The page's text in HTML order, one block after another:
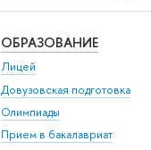
ОБРАЗОВАНИЕ
Лицей
Довузовская подготовка
Олимпиады
Прием в бакалавриат